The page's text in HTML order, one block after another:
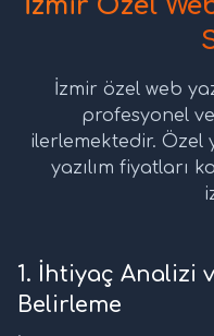
İzmir Özel
İzmir özel web
profesyonel
ilerlemektedir. Özel
yazılım fiyatları
1. İhtiyaç Analizi
Belirleme